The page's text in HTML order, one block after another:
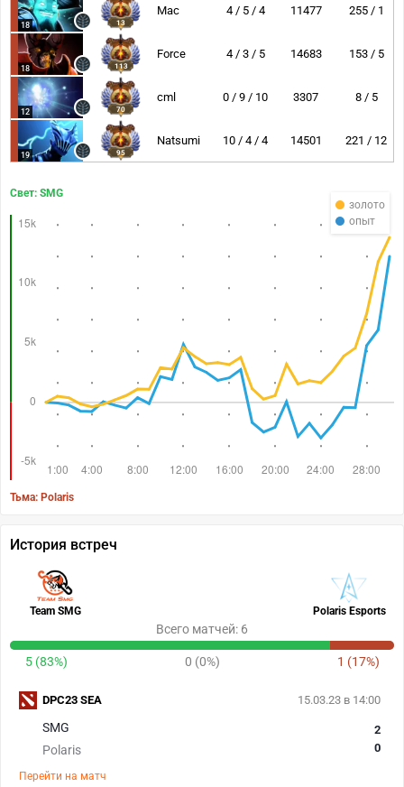
18 13
Mac 4 / 5 / 4 11477 255 / 1
18 113
Force 4 / 3 / 5 14683 153 / 5
12 70
cml 0 / 9 / 10 3307 8 / 5
19 95
Natsumi 10 / 4 / 4 14501 221 / 12
золото
опыт
Свет: SMG
Тьма: Polaris
История встреч
Team SMG Polaris Esports
Всего матчей: 6
5 (83%) 0 (0%) 1 (17%)
15.03.23 в 14:00
SMG
Polaris
2
0
Перейти на матч
DPC23 SEA